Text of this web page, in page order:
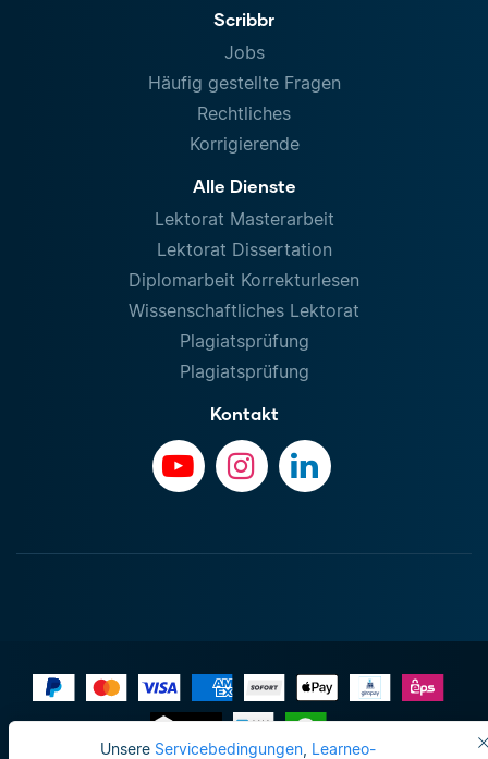
Unsere Servicebedingungen, Learneo-
Scribbr
Jobs
Häufig gestellte Fragen
Rechtliches
Korrigierende
Alle Dienste
Lektorat Masterarbeit
Lektorat Dissertation
Diplomarbeit Korrekturlesen
Wissenschaftliches Lektorat
Plagiatsprüfung
Plagiatsprüfung
Kontakt